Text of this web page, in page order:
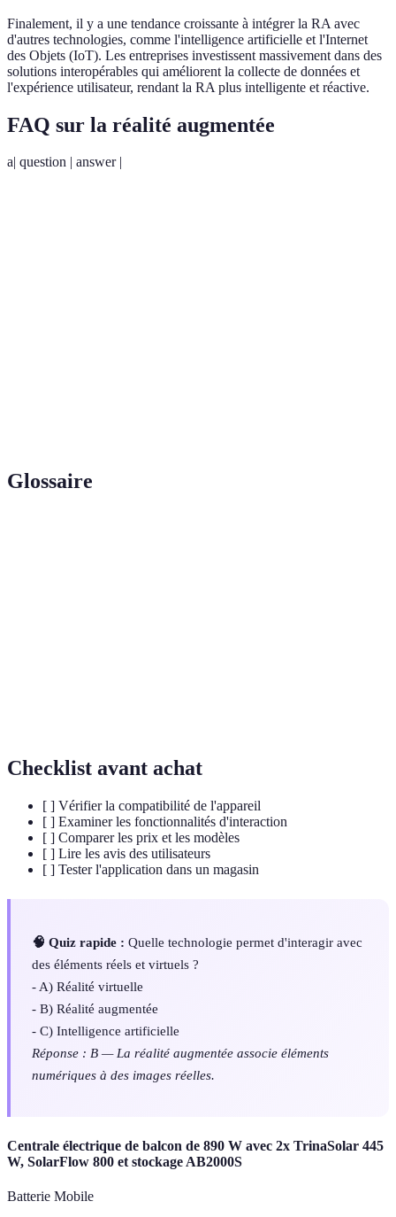
Finalement, il y a une tendance croissante à intégrer la RA avec
d'autres technologies, comme l'intelligence artificielle et l'Internet
des Objets (IoT). Les entreprises investissent massivement dans des
solutions interopérables qui améliorent la collecte de données et
l'expérience utilisateur, rendant la RA plus intelligente et réactive.
FAQ sur la réalité augmentée
a| question | answer |
Glossaire
Checklist avant achat
[ ] Vérifier la compatibilité de l'appareil
[ ] Examiner les fonctionnalités d'interaction
[ ] Comparer les prix et les modèles
[ ] Lire les avis des utilisateurs
[ ] Tester l'application dans un magasin
🧠 Quiz rapide : Quelle technologie permet d'interagir avec
des éléments réels et virtuels ?
- A) Réalité virtuelle
- B) Réalité augmentée
- C) Intelligence artificielle
Réponse : B — La réalité augmentée associe éléments
numériques à des images réelles.
Centrale électrique de balcon de 890 W avec 2x TrinaSolar 445
W, SolarFlow 800 et stockage AB2000S
Batterie Mobile